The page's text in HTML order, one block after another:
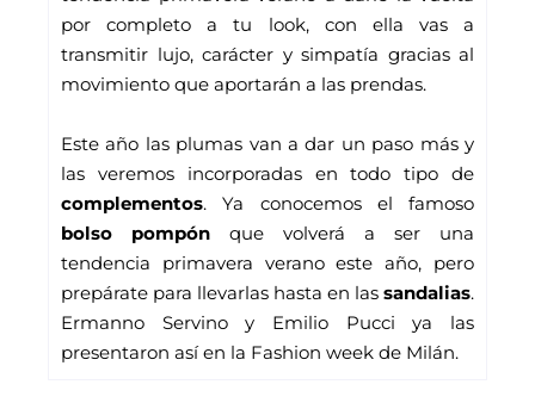
por completo a tu look, con ella vas a
transmitir lujo, carácter y simpatía gracias al
movimiento que aportarán a las prendas.
Este año las plumas van a dar un paso más y
complementos. Ya conocemos el famoso
bolso pompón que volverá a ser una
tendencia primavera verano este año, pero
prepárate para llevarlas hasta en las sandalias.
Ermanno Servino y Emilio Pucci ya las
presentaron así en la Fashion week de Milán.